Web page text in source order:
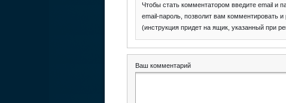
Чтобы стать комментатором введите email
email-пароль, позволит вам комментировать
(инструкция придет на ящик, указанный при
Ваш комментарий